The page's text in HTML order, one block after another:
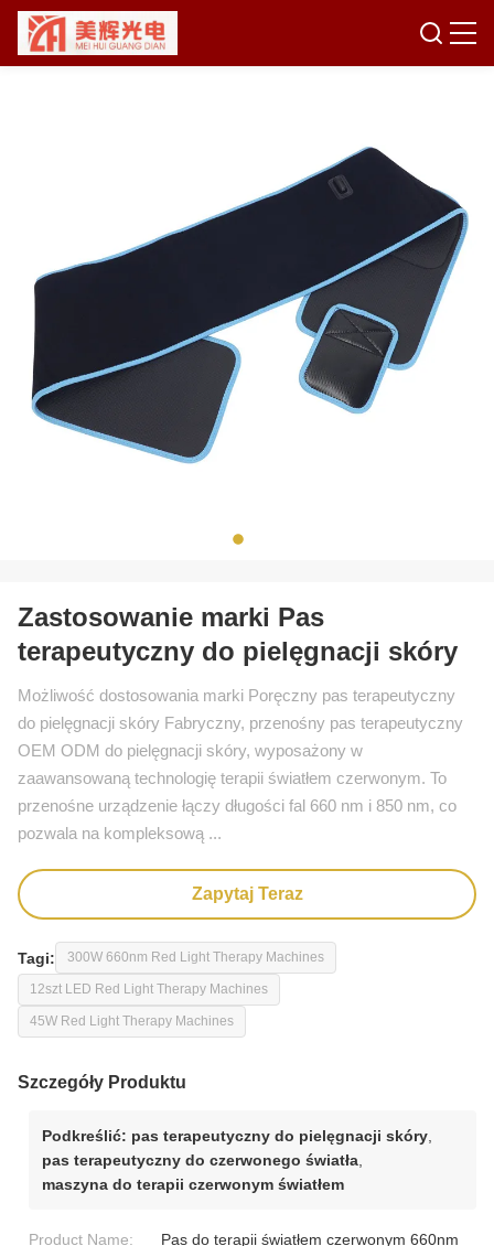
Zastosowanie marki Pas
terapeutyczny do pielęgnacji skóry
Możliwość dostosowania marki Poręczny pas terapeutyczny
do pielęgnacji skóry Fabryczny, przenośny pas terapeutyczny
OEM ODM do pielęgnacji skóry, wyposażony w
zaawansowaną technologię terapii światłem czerwonym. To
przenośne urządzenie łączy długości fal 660 nm i 850 nm, co
pozwala na kompleksową ...
Zapytaj Teraz
Tagi: 300W 660nm Red Light Therapy Machines
12szt LED Red Light Therapy Machines
45W Red Light Therapy Machines
Szczegóły Produktu
Podkreślić: pas terapeutyczny do pielęgnacji skóry
pas terapeutyczny do czerwonego światła
maszyna do terapii czerwonym światłem
Product Name:
Pas do terapii światłem czerwonym 660nm